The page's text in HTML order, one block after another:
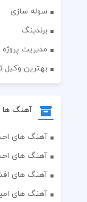
سوله سازی
برندینگ
مدیریت پروژه
بهترین وکیل
آهنگ ها
آهنگ های
آهنگ های
آهنگ های
آهنگ های